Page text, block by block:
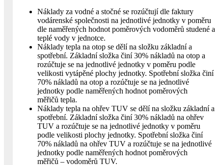
Náklady za vodné a stočné se rozúčtují dle faktury
vodárenské společnosti na jednotlivé jednotky v poměru
dle naměřených hodnot poměrových vodoměrů studené a
teplé vody v jednotce.
Náklady tepla na otop se dělí na složku základní a
spotřební. Základní složka činí 30% nákladů na otop a
rozúčtuje se na jednotlivé jednotky v poměru podle
velikosti vytápěné plochy jednotky. Spotřební složka činí
70% nákladů na otop a rozúčtuje se na jednotlivé
jednotky podle naměřených hodnot poměrových
měřičů tepla.
Náklady tepla na ohřev TUV se dělí na složku základní a
spotřební. Základní složka činí 30% nákladů na ohřev
TUV a rozúčtuje se na jednotlivé jednotky v poměru
podle velikosti plochy jednotky. Spotřební složka činí
70% nákladů na ohřev TUV a rozúčtuje se na jednotlivé
jednotky podle naměřených hodnot poměrových
měřičů – vodoměrů TUV.